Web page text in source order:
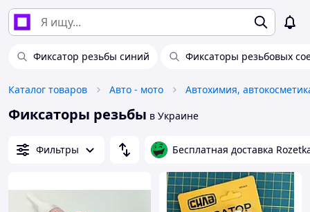
Фиксатор резьбы синий Фиксаторы резьбовых
Каталог товаров Авто - мото
Фиксаторы резьбы в Украине
Фильтры Бесплатная доставка